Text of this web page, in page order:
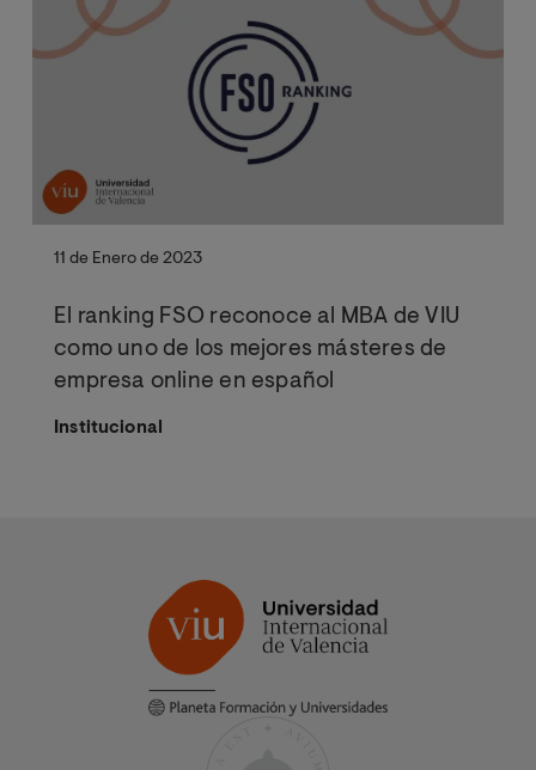
11 de Enero de 2023
El ranking FSO reconoce al MBA de VIU
como uno de los mejores másteres de
empresa online en español
Institucional